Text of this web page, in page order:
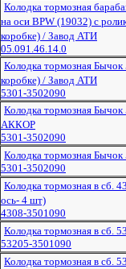
Колодка тормозная
на оси BPW (19032) с
коробке) / Завод АТИ
05.091.46.14.0
Колодка тормозная Бычок
коробке) / Завод АТИ
5301-3502090
Колодка тормозная Бычок
АККОР
5301-3502090
Колодка тормозная
5301-3502090
Колодка тормозная в сб.
ось- 4 шт)
4308-3501090
Колодка тормозная в сб.
53205-3501090
Колодка тормозная в сб.